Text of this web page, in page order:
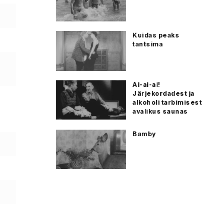
Kuidas peaks
tantsima
Ai-ai-ai!
Järjekordadest ja
alkoholi tarbimisest
avalikus saunas
Bamby